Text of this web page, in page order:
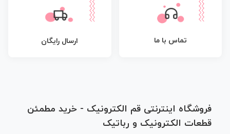
تماس با ما ارسال رایگان
فروشگاه اینترنتی قم الکترونیک - خرید مطمئن
قطعات الکترونیک و رباتیک